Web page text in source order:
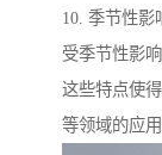
10. 季节性影
受季节性影
这些特点使
等领域的应用